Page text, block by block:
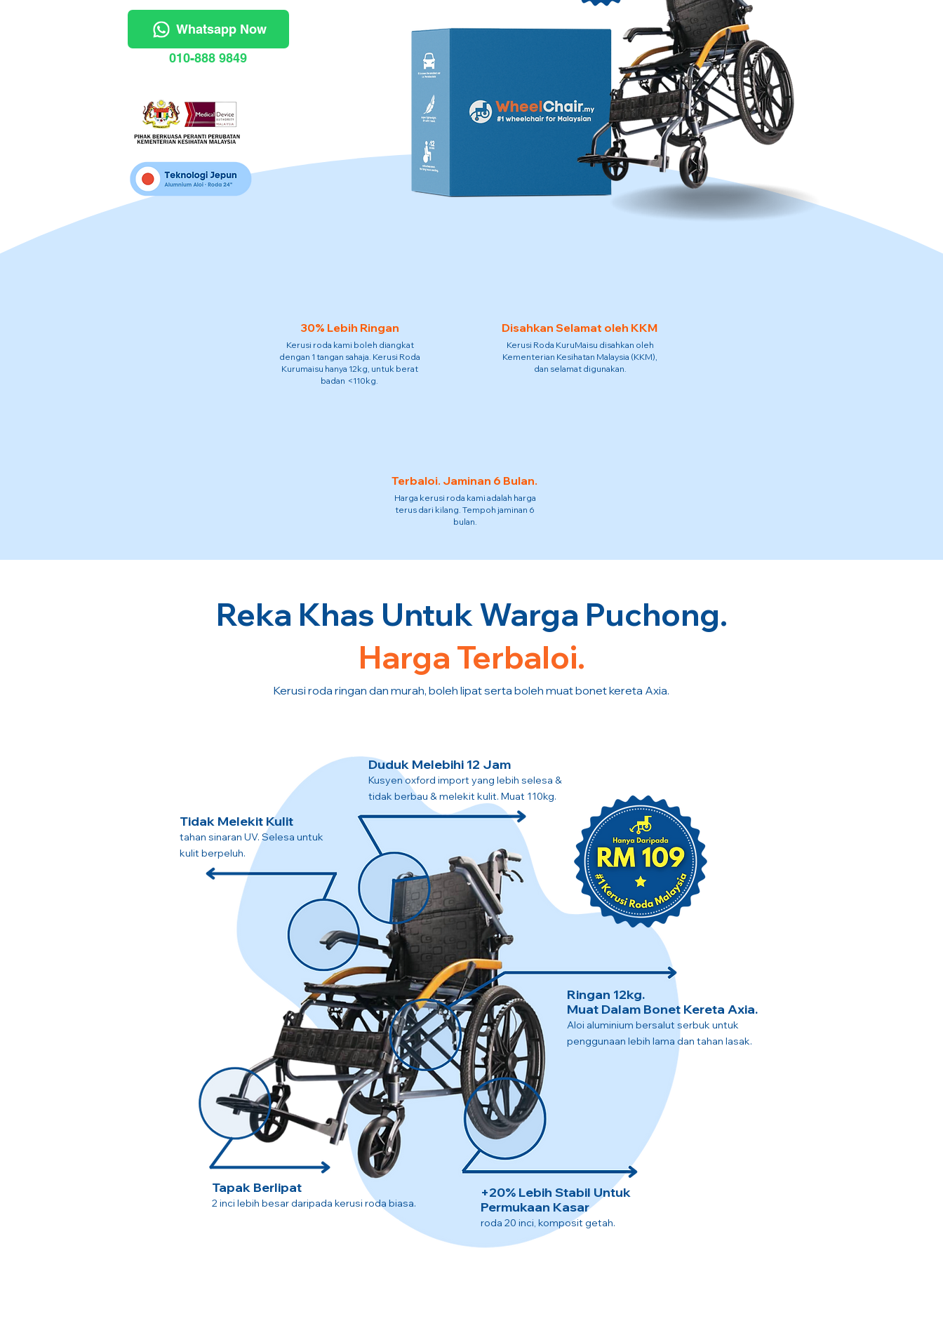
Whatsapp Now
010-888 9849
30% Lebih Ringan
Kerusi roda kami boleh diangkat
dengan 1 tangan sahaja. Kerusi Roda
Kurumaisu hanya 12kg, untuk berat
badan <110kg.
Disahkan Selamat oleh KKM
Kerusi Roda KuruMaisu disahkan oleh
Kementerian Kesihatan Malaysia (KKM),
dan selamat digunakan.
Terbaloi. Jaminan 6 Bulan.
Harga kerusi roda kami adalah harga
terus dari kilang. Tempoh jaminan 6
bulan.
Reka Khas Untuk Warga Puchong.
Harga Terbaloi.
Kerusi roda ringan dan murah, boleh lipat serta boleh muat bonet kereta Axia.
+20% Lebih Stabil Untuk
Permukaan Kasar
roda 20 inci, komposit getah.
Ringan 12kg.
Muat Dalam Bonet Kereta Axia.
Aloi aluminium bersalut serbuk untuk
penggunaan lebih lama dan tahan lasak.
Tapak Berlipat
2 inci lebih besar daripada kerusi roda biasa.
Tidak Melekit Kulit
tahan sinaran UV. Selesa untuk
kulit berpeluh.
Duduk Melebihi 12 Jam
Kusyen oxford import yang lebih selesa &
tidak berbau & melekit kulit. Muat 110kg.